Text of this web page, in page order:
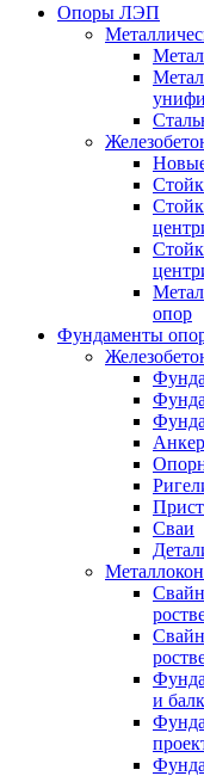
Опоры ЛЭП
опор
Фундаменты
Сваи
и